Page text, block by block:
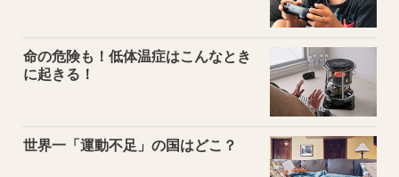
命の危険も！低体温症はこんなとき
に起きる！
世界一「運動不足」の国はどこ？